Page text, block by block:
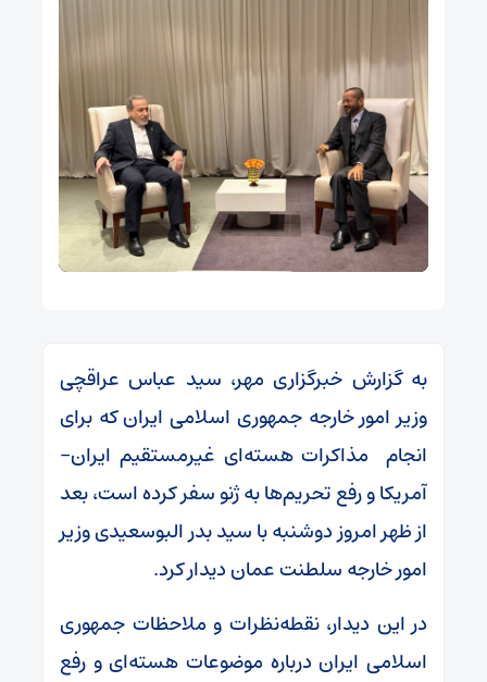
به گزارش خبرگزاری مهر، سید عباس عراقچی
وزیر امور خارجه جمهوری اسلامی ایران که برای
انجام مذاکرات هسته‌ای غیرمستقیم ایران-
آمریکا و رفع تحریم‌ها به ژنو سفر کرده‌ است، بعد
از ظهر امروز دوشنبه با سید بدر البوسعیدی وزیر
امور خارجه سلطنت عمان دیدار کرد.
در این دیدار، نقطه‌نظرات و ملاحظات جمهوری
اسلامی ایران درباره موضوعات هسته‌ای و رفع